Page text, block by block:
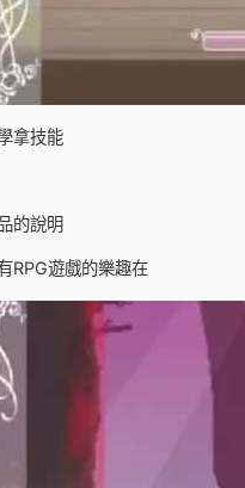
拿技能
的說明
RPG遊戲的樂趣在